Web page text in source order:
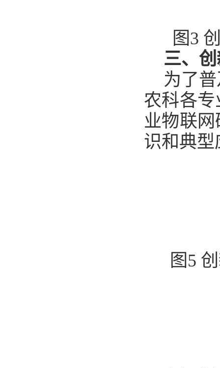
图3
三、
为了
农科各
业物联
识和典
图5